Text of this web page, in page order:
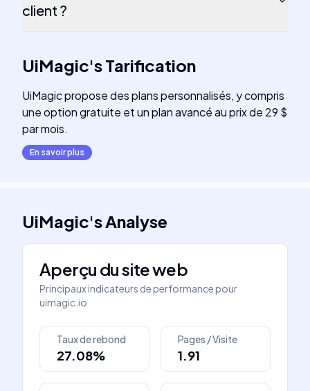
client ?
UiMagic'sTarification
UiMagic propose des plans personnalisés, y compris
une option gratuite et un plan avancé au prix de 29 $
par mois.
En savoir plus
UiMagic'sAnalyse
Aperçu du site web
Principaux indicateurs de performance pour
uimagic.io
Taux de rebond
27.08%
Pages / Visite
1.91